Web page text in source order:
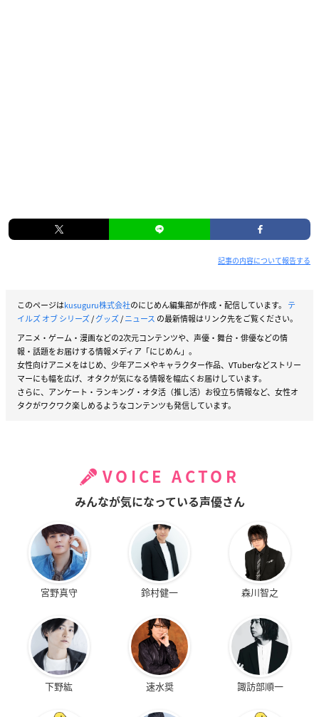
記事の内容について報告する
このページはkusuguru株式会社のにじめん編集部が作成・配信しています。 テ
イルズ オブ シリーズ/グッズ/ニュース の最新情報はリンク先をご覧ください。
アニメ・ゲーム・漫画などの2次元コンテンツや、声優・舞台・俳優などの情
報・話題をお届けする情報メディア「にじめん」。
女性向けアニメをはじめ、少年アニメやキャラクター作品、VTuberなどストリー
マーにも幅を広げ、オタクが気になる情報を幅広くお届けしています。
さらに、アンケート・ランキング・オタ活（推し活）お役立ち情報など、女性オ
タクがワクワク楽しめるようなコンテンツも発信しています。
VOICE ACTOR
みんなが気になっている声優さん
宮野真守 鈴村健一 森川智之
下野紘 速水奨 諏訪部順一